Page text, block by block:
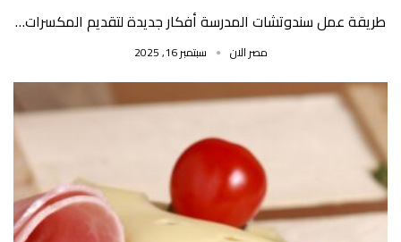
طريقة عمل سندوتشات المدرسة أفكار جديدة لتقديم المكسرات…
مصر الان سبتمبر 16, 2025